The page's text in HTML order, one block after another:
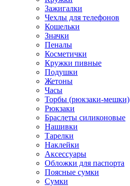
Зажигалки
Чехлы для телефонов
Кошельки
Значки
Пеналы
Косметички
Кружки пивные
Подушки
Жетоны
Часы
Торбы (рюкзаки-мешки)
Рюкзаки
Браслеты силиконовые
Нашивки
Тарелки
Наклейки
Аксессуары
Обложки для паспорта
Поясные сумки
Сумки